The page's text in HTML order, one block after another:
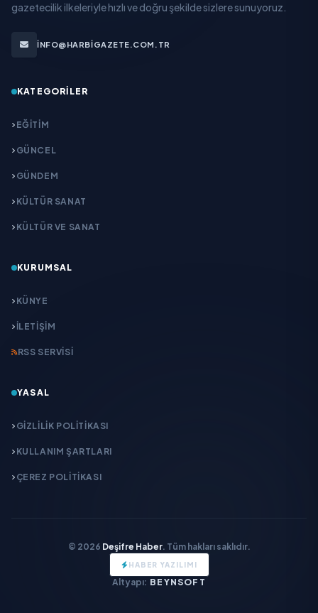
gazetecilik ilkeleriyle hızlı ve doğru şekilde sizlere sunuyoruz.
INFO@HARBIGAZETE.COM.TR
KATEGORILER
EĞITIM
GÜNCEL
GÜNDEM
KÜLTÜR SANAT
KÜLTÜR VE SANAT
KURUMSAL
KÜNYE
İLETIŞIM
RSS SERVISI
YASAL
GIZLILIK POLITIKASI
KULLANIM ŞARTLARI
ÇEREZ POLITIKASI
© 2026 Deşifre Haber. Tüm hakları saklıdır.
HABER YAZILIMI
Altyapı: BEYNSOFT